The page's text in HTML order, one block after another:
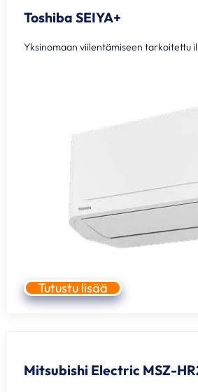
Toshiba SEIYA+
Yksinomaan viilentämiseen tarkoitettu
Tutustu lisää
Mitsubishi Electric MSZ-